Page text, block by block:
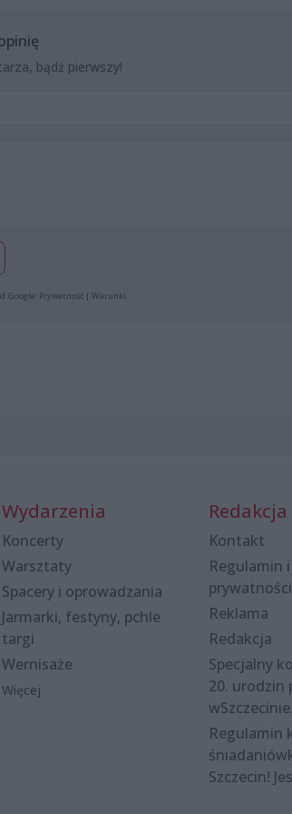
bądź pierwszy!
Google: Prywatność| Warunki
Wydarzenia
Koncerty
Warsztaty
Spacery i oprowadzania
Jarmarki, festyny, pchle
targi
Wernisaże
Więcej
Redakcja
Kontakt
Regulamin
prywatności
Reklama
Redakcja
Specjalny
20. urodzin
Regulamin
Szczecin!